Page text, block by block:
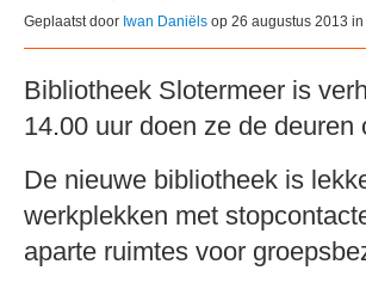
Geplaatst door Iwan Daniëls op 26 augustus 2013 in
Bibliotheek Slotermeer is
14.00 uur doen ze de
De nieuwe bibliotheek is
werkplekken met
aparte ruimtes voor